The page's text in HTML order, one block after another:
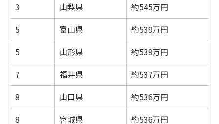
3
山梨県
約545万円
5
富山県
約539万円
5
山形県
約539万円
7
福井県
約537万円
8
山口県
約536万円
8
宮城県
約536万円